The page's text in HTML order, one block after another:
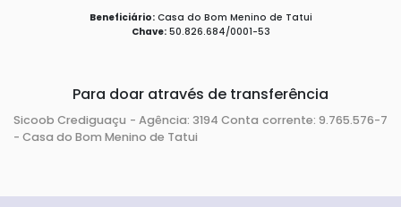
Beneficiário:Casa do Bom Menino de Tatui
Chave:50.826.684/0001-53
Para doar através de transferência
Sicoob Crediguaçu - Agência: 3194 Conta corrente: 9.765.576-7
- Casa do Bom Menino de Tatui